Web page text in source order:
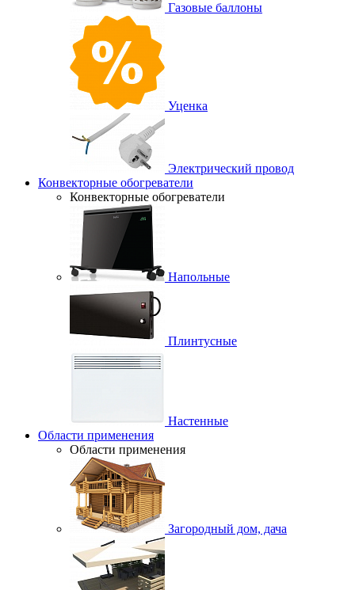
Газовые баллоны
Уценка
Электрический провод
Конвекторные обогреватели
Конвекторные обогреватели
Напольные
Плинтусные
Настенные
Области применения
Области применения
Загородный дом, дача